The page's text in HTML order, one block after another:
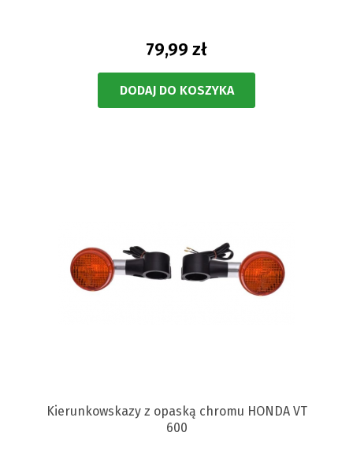
79,99 zł
DODAJ DO KOSZYKA
Kierunkowskazy z opaską chromu HONDA VT
600